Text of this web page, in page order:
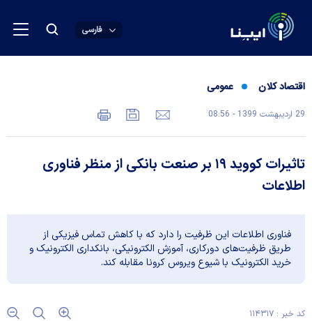
فارسی
اقتصاد کلان عمومی
29 ارديبهشت 1399 - 08:56
تاثیرات کووید ۱۹ بر صنعت بانکی از منظر فناوری
اطلاعات
فناوری اطلاعات این ظرفیت را دارد که با کاهش تماس فیزیکی از
طریق ظرفیت‌های دورکاری، آموزش الکترونیکی، بانکداری الکترونیک و
خرید الکترونیک با شیوع ویروس کرونا مقابله کند.
کد خبر : ۱۱۴۳۱۷